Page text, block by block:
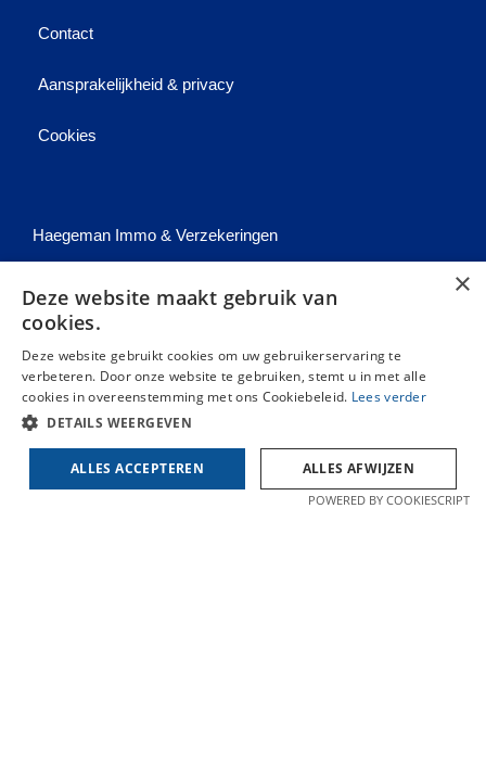
Contact
Aansprakelijkheid & privacy
Cookies
Haegeman Immo & Verzekeringen
9052 Zwijnaarde
Tel: 092223788
E-mail:bernard@haegeman.eu
×
Deze website maakt gebruik van
cookies.
Deze website gebruikt cookies om uw gebruikerservaring te
verbeteren. Door onze website te gebruiken, stemt u in met alle
cookies in overeenstemming met ons Cookiebeleid. Lees verder
DETAILS WEERGEVEN
ALLES ACCEPTEREN ALLES AFWIJZEN
POWERED BY COOKIESCRIPT